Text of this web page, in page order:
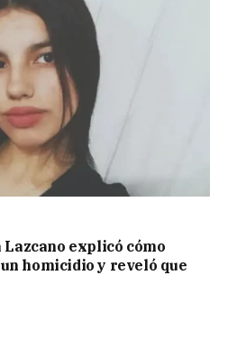
Lazcano explicó cómo
homicidio y reveló que